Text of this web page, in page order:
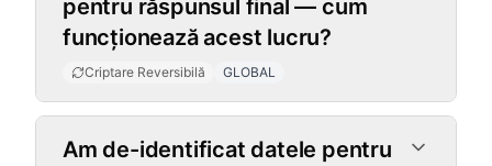
pentru răspunsul final — cum
funcționează acest lucru?
Criptare Reversibilă GLOBAL
Am de-identificat datele pentru